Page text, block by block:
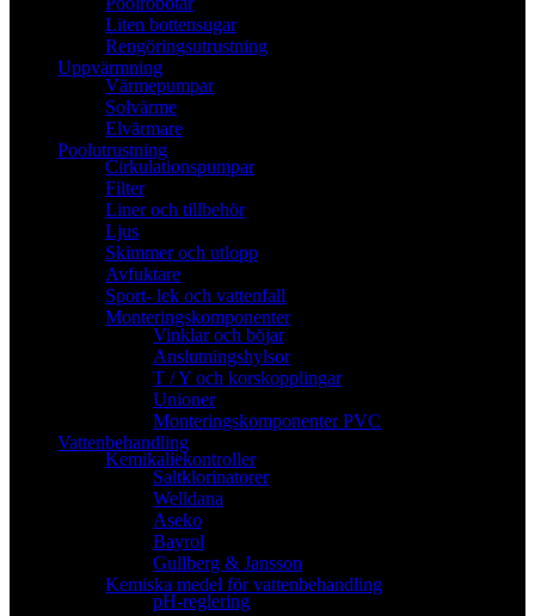
Liten bottensugar
Rengöringsutrustning
Uppvärmning
Värmepumpar
Solvärme
Elvärmare
Poolutrustning
Cirkulationspumpar
Filter
Liner och tillbehör
Ljus
Skimmer och utlopp
Avfuktare
Sport- lek och vattenfall
Monteringskomponenter
Vinklar och böjar
Anslutningshylsor
T / Y och korskopplingar
Unioner
Monteringskomponenter PVC
Vattenbehandling
Kemikaliekontroller
Saltklorinatorer
Welldana
Aseko
Bayrol
Gullberg & Jansson
Kemiska medel för vattenbehandling
pH-reglering